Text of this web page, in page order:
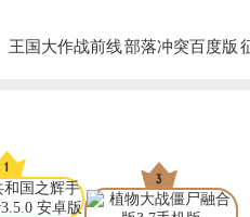
王国大作战前线部落冲突百度版